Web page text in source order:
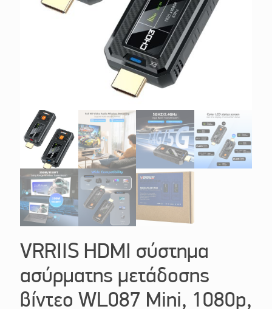
VRRIIS HDMI σύστημα
ασύρματης μετάδοσης
βίντεο WL087 Mini, 1080p,